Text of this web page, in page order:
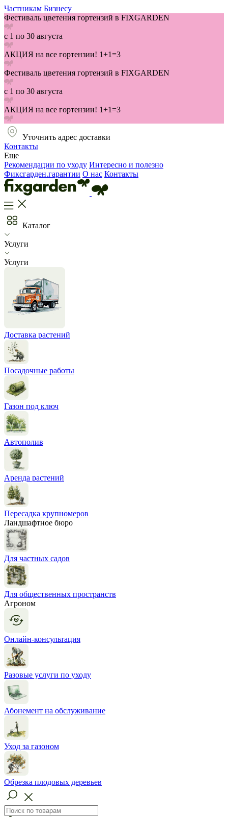
Частникам Бизнесу
Фестиваль цветения гортензий в FIXGARDEN
с 1 по 30 августа
АКЦИЯ на все гортензии! 1+1=3
Фестиваль цветения гортензий в FIXGARDEN
с 1 по 30 августа
АКЦИЯ на все гортензии! 1+1=3
Уточнить адрес доставки
Контакты
Еще
Рекомендации по уходу Интересно и полезно
Фиксгарден.гарантии О нас Контакты
Каталог
Услуги
Услуги
Доставка растений
Посадочные работы
Газон под ключ
Автополив
Аренда растений
Пересадка крупномеров
Ландшафтное бюро
Для частных садов
Для общественных пространств
Агроном
Онлайн-консультация
Разовые услуги по уходу
Абонемент на обслуживание
Уход за газоном
Обрезка плодовых деревьев